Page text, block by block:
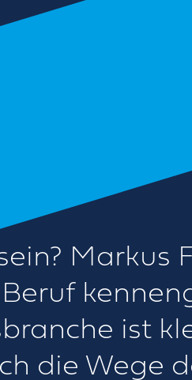
ist
die Wege